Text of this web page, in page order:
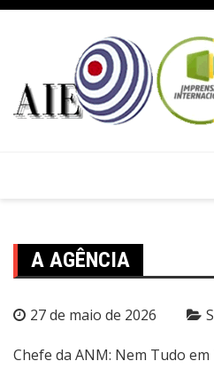
A AGÊNCIA
27 de maio de 2026
Chefe da ANM: Nem Tudo